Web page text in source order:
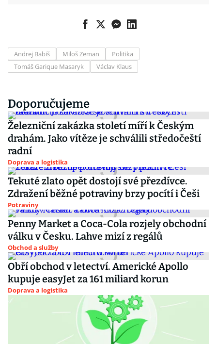
Andrej Babiš Miloš Zeman
Politika
Tomáš Garique Masaryk
Václav Klaus
Doporučujeme
Železniční zakázka století míří k Českým
drahám. Jako vítěze je schválili středočeští
radní
Doprava a logistika
Tekuté zlato opět dostojí své přezdívce.
Zdražení běžné potraviny brzy pocítí i Češi
Potraviny
Penny Market a Coca-Cola rozjely obchodní
válku v Česku. Lahve mizí z regálů
Obchod a služby
Obří obchod v letectví. Americké Apollo
kupuje easyJet za 161 miliard korun
Doprava a logistika